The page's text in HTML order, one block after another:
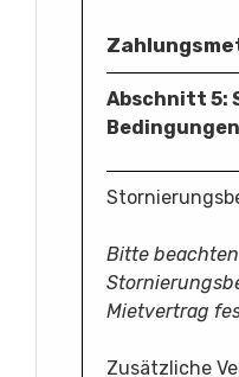
Abschnitt 5:
Bedingungen
Bitte
Mietvertrag
Zusätzliche